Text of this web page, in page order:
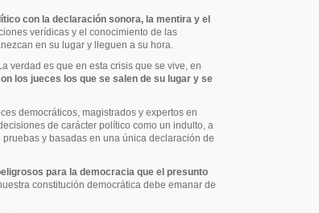
con la declaración sonora, la mentira y el
verídicas y el conocimiento de las
en su lugar y lleguen a su hora.
verdad es que en esta crisis que se vive, en
los jueces los que se salen de su lugar y se
democráticos, magistrados y expertos en
de carácter político como un indulto, a
y basadas en una única declaración de
para la democracia que el presunto
constitución democrática debe emanar de